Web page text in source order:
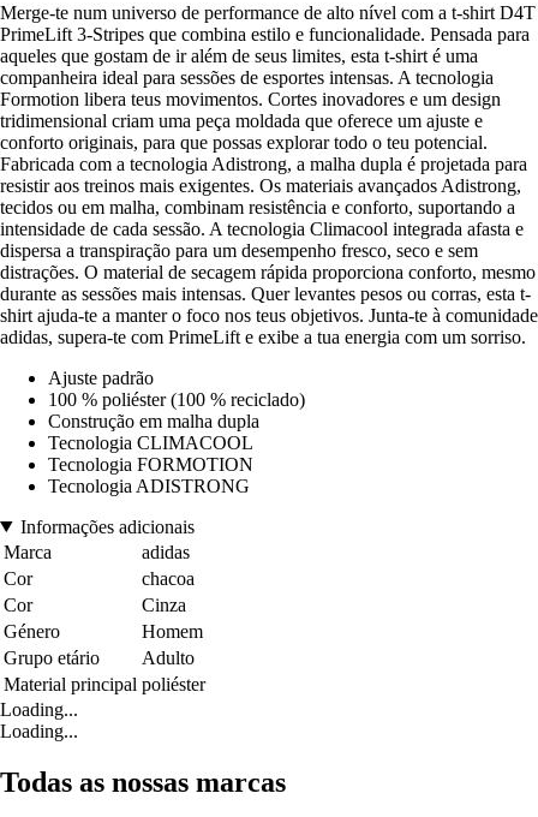
Merge-te num universo de performance de alto nível com a t-shirt D4T
PrimeLift 3-Stripes que combina estilo e funcionalidade. Pensada para
aqueles que gostam de ir além de seus limites, esta t-shirt é uma
companheira ideal para sessões de esportes intensas. A tecnologia
Formotion libera teus movimentos. Cortes inovadores e um design
tridimensional criam uma peça moldada que oferece um ajuste e
conforto originais, para que possas explorar todo o teu potencial.
Fabricada com a tecnologia Adistrong, a malha dupla é projetada para
resistir aos treinos mais exigentes. Os materiais avançados Adistrong,
tecidos ou em malha, combinam resistência e conforto, suportando a
intensidade de cada sessão. A tecnologia Climacool integrada afasta e
dispersa a transpiração para um desempenho fresco, seco e sem
distrações. O material de secagem rápida proporciona conforto, mesmo
durante as sessões mais intensas. Quer levantes pesos ou corras, esta t-
shirt ajuda-te a manter o foco nos teus objetivos. Junta-te à comunidade
adidas, supera-te com PrimeLift e exibe a tua energia com um sorriso.
Ajuste padrão
100 % poliéster (100 % reciclado)
Construção em malha dupla
Tecnologia CLIMACOOL
Tecnologia FORMOTION
Tecnologia ADISTRONG
Informações adicionais
Marca
adidas
Cor
chacoa
Cor
Cinza
Género
Homem
Grupo etário
Adulto
Material principal poliéster
Loading...
Loading...
Todas as nossas marcas